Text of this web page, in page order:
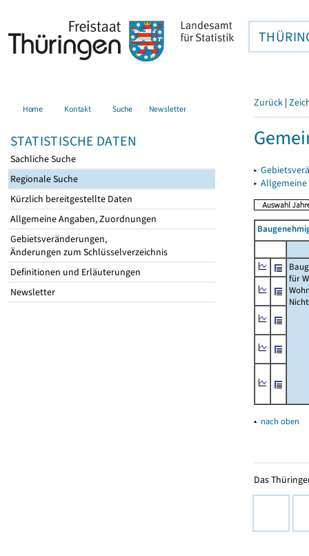
Home Kontakt Suche Newsletter
STATISTISCHE DATEN
Sachliche Suche
Regionale Suche
Kürzlich bereitgestellte Daten
Allgemeine Angaben, Zuordnungen
Gebietsveränderungen,
Änderungen zum Schlüsselverzeichnis
Definitionen und Erläuterungen
Newsletter
Zurück |
▸
▸
für
▴ nach oben
Das